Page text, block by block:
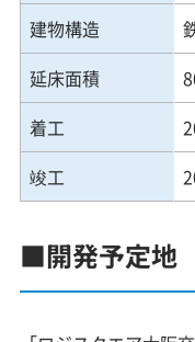
建物構造
延床面積
着工
竣工
■開発予定地